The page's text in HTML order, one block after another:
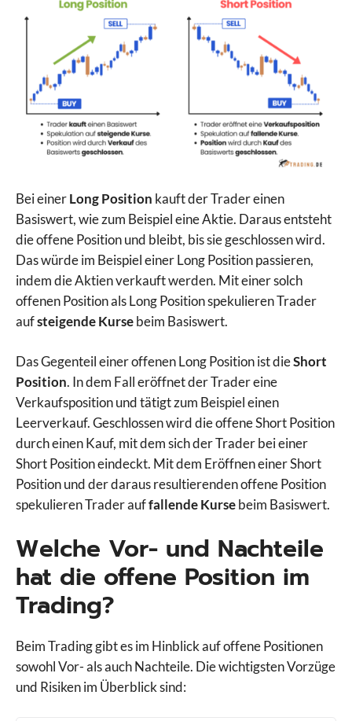
Bei einerLong Position kauft der Trader einen
Basiswert, wie zum Beispiel eine Aktie. Daraus entsteht
die offene Position und bleibt, bis sie geschlossen wird.
Das würde im Beispiel einer Long Position passieren,
indem die Aktien verkauft werden. Mit einer solch
offenen Position als Long Position spekulieren Trader
aufsteigende Kursebeim Basiswert.
Das Gegenteil einer offenen Long Position ist dieShort
Position. In dem Fall eröffnet der Trader eine
Verkaufsposition und tätigt zum Beispiel einen
Leerverkauf. Geschlossen wird die offene Short Position
durch einen Kauf, mit dem sich der Trader bei einer
Short Position eindeckt. Mit dem Eröffnen einer Short
Position und der daraus resultierenden offene Position
spekulieren Trader auffallende Kursebeim Basiswert.
Welche Vor- und Nachteile
hat die offene Position im
Trading?
Beim Trading gibt es im Hinblick auf offene Positionen
sowohl Vor- als auch Nachteile. Die wichtigsten Vorzüge
und Risiken im Überblick sind: